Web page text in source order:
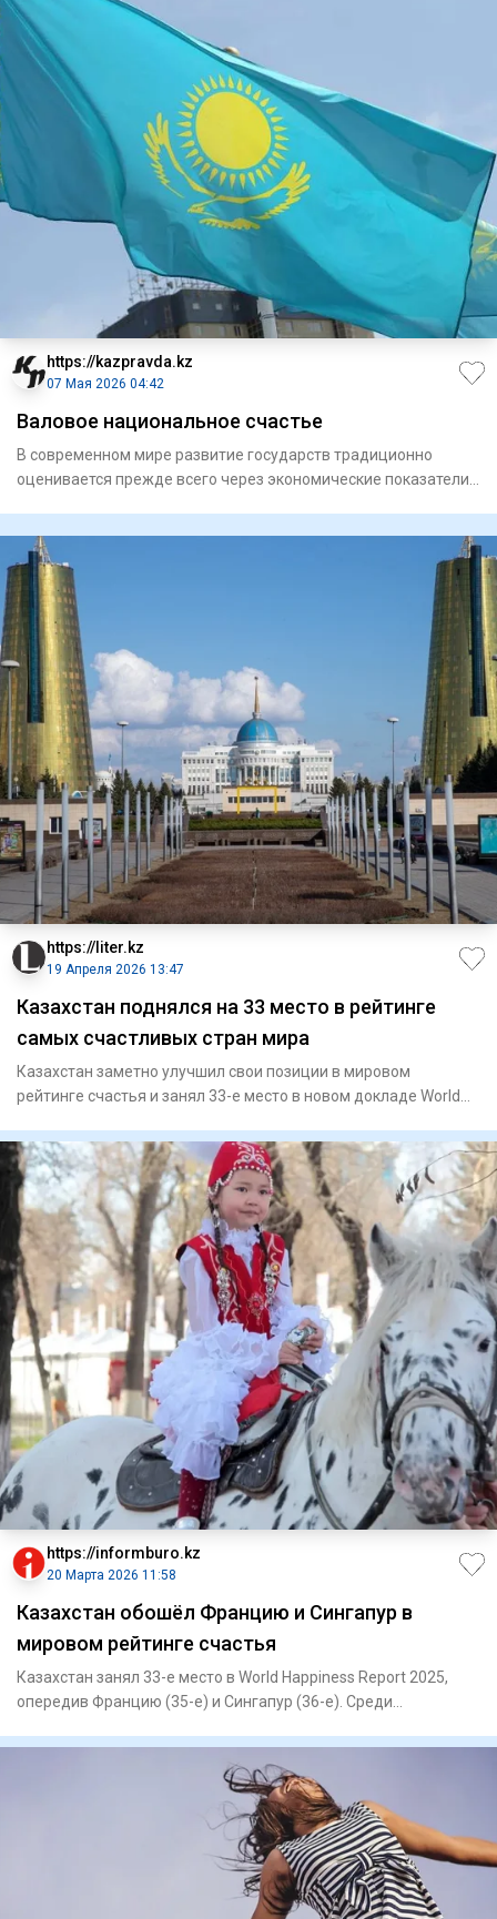
https://kazpravda.kz
07 Мая 2026 04:42
Валовое национальное счастье
В современном мире развитие государств тради­цион­но
оценивается преж­де всего через экономические показатели,
https://liter.kz
19 Апреля 2026 13:47
Казахстан поднялся на 33 место в рейтинге
самых счастливых стран мира
Казахстан заметно улучшил свои позиции в мировом
рейтинге счастья и занял 33-е место в новом докладе World
https://informburo.kz
20 Марта 2026 11:58
Казахстан обошёл Францию и Сингапур в
мировом рейтинге счастья
Казахстан занял 33-е место в World Happiness Report 2025,
опередив Францию (35-е) и Сингапур (36-е). Среди